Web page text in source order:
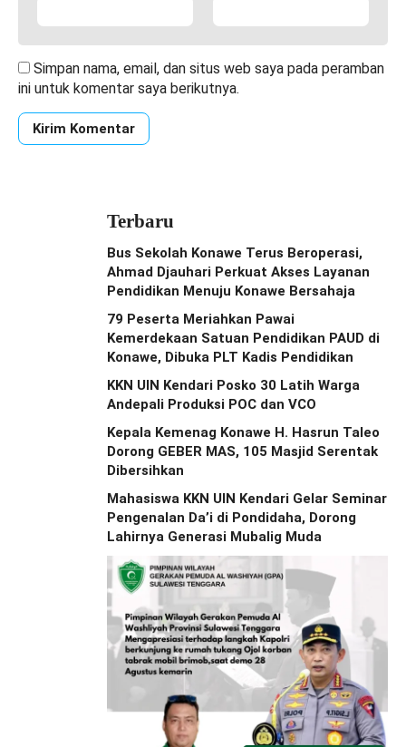
Simpan nama, email, dan situs web saya pada peramban
ini untuk komentar saya berikutnya.
Terbaru
Bus Sekolah Konawe Terus Beroperasi,
Ahmad Djauhari Perkuat Akses Layanan
Pendidikan Menuju Konawe Bersahaja
79 Peserta Meriahkan Pawai
Kemerdekaan Satuan Pendidikan PAUD di
Konawe, Dibuka PLT Kadis Pendidikan
KKN UIN Kendari Posko 30 Latih Warga
Andepali Produksi POC dan VCO
Kepala Kemenag Konawe H. Hasrun Taleo
Dorong GEBER MAS, 105 Masjid Serentak
Dibersihkan
Mahasiswa KKN UIN Kendari Gelar Seminar
Pengenalan Da’i di Pondidaha, Dorong
Lahirnya Generasi Mubalig Muda